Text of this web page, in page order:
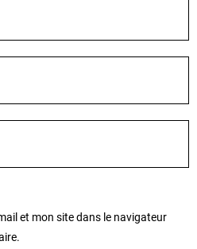
et mon site dans le navigateur